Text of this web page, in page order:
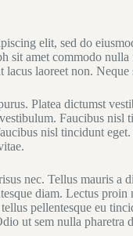
elit, sed do
sit amet commodo
laoreet non.
Platea dictumst
Faucibus
nisl tincidunt
nec. Tellus mauris a
diam. Lectus
pellentesque eu
ut sem nulla